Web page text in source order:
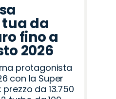
da
fino a
2026
protagonista
con la Super
da 13.750